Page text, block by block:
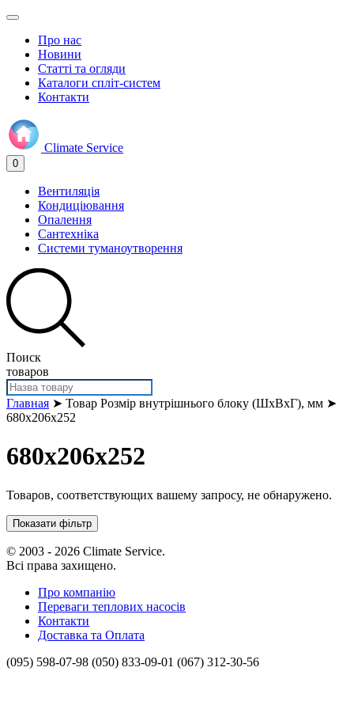
Про нас
Новини
Статті та огляди
Каталоги спліт-систем
Контакти
Climate Service
0
Вентиляція
Кондиціювання
Опалення
Сантехніка
Системи туманоутворення
Поиск
товаров
Главная ➤ Товар Розмір внутрішнього блоку (ШхВхГ), мм ➤
680x206x252
680x206x252
Товаров, соответствующих вашему запросу, не обнаружено.
Показати фільтр
© 2003 - 2026 Climate Service.
Всі права захищено.
Про компанію
Переваги теплових насосів
Контакти
Доставка та Оплата
(095) 598-07-98 (050) 833-09-01 (067) 312-30-56